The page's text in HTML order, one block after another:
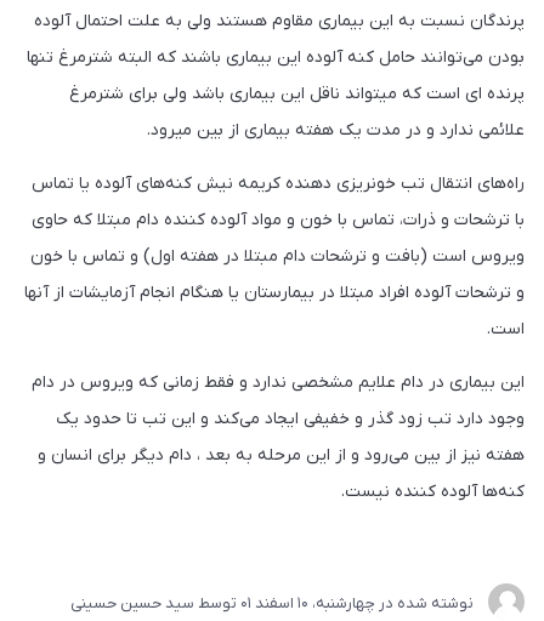
پرندگان نسبت به‌ این بیماری مقاوم هستند ولی به علت احتمال آلوده‌
بودن می‌توانند حامل کنه آلوده این بیماری باشند که البته شترمرغ تنها
پرنده ای است که میتواند ناقل این بیماری باشد ولی برای شترمرغ
علائمی ندارد و در مدت یک هفته بیماری از بین میرود.
راه‌های انتقال تب خونریزی دهنده کریمه نیش کنه‌های آلوده یا تماس
با ترشحات و ذرات، تماس با خون و مواد آلوده کننده دام مبتلا که حاوی
ویروس است (بافت و ترشحات دام مبتلا در هفته اول) و تماس با خون
و ترشحات آلوده افراد مبتلا در بیمارستان یا هنگام انجام آزمایشات از آنها
است.
این بیماری در دام علایم مشخصی ندارد و فقط زمانی که ویروس در دام
وجود دارد تب زود گذر و خفیفی ایجاد می‌کند و این تب تا حدود یک
هفته نیز از بین می‌رود و از این مرحله به بعد ، دام دیگر برای انسان و
کنه‌ها آلوده کننده نیست.
نوشته شده در چهارشنبه، 10 اسفند 01 توسط سيد حسین حسینی